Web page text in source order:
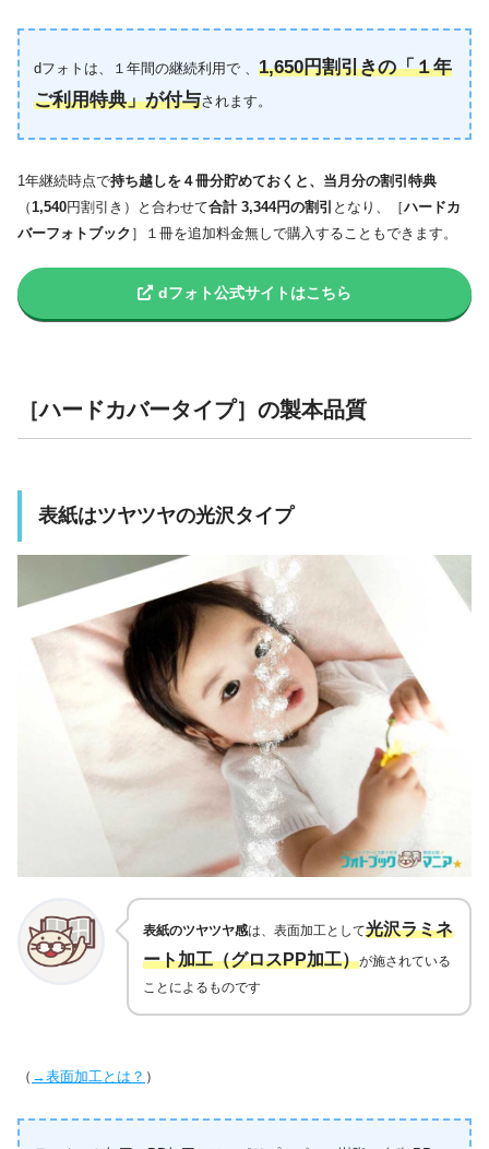
dフォトは、１年間の継続利用で 、 1,650円割引きの「１年
ご利用特典」が付与されます。
1年継続時点で持ち越しを４冊分貯めておくと、 当月分の割引特典
（ 1,540円割引き）と合わせて合計 3,344円の割引 となり、［ハードカ
バーフォトブック ］１冊を追加料金無しで購入することもできます。
dフォト公式サイトはこちら
［ハードカバータイプ］の製本品質
表紙はツヤツヤの光沢タイプ
表紙のツヤツヤ感は、表面加工として光沢ラミネ
ート加工（グロスPP加工）が施されている
ことによるものです
（ →表面加工とは？ ）